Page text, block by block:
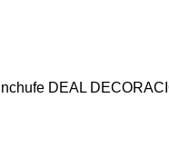
DEAL